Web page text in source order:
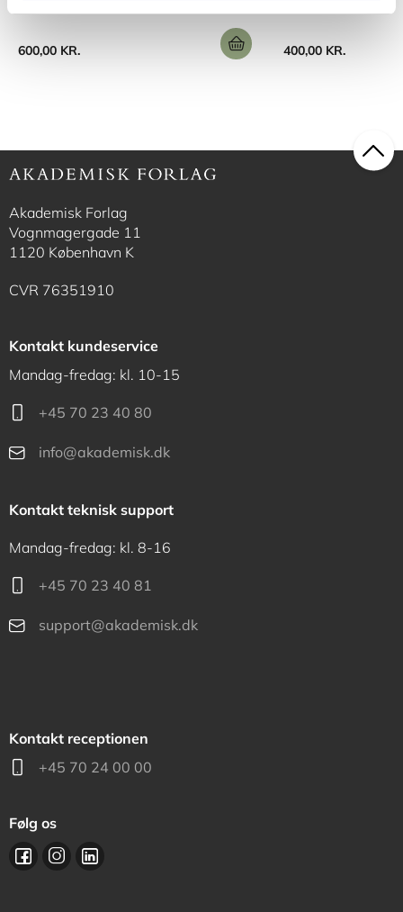
600,00 KR. 400,00 KR.
Akademisk Forlag
Vognmagergade 11
1120 København K
CVR 76351910
Kontakt kundeservice
Mandag-fredag: kl. 10-15
+45 70 23 40 80
info@akademisk.dk
Kontakt teknisk support
Mandag-fredag: kl. 8-16
+45 70 23 40 81
support@akademisk.dk
Kontakt receptionen
+45 70 24 00 00
Følg os